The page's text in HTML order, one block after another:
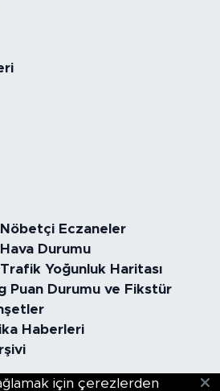
Eczaneler
Durumu
Yoğunluk Haritası
Puan Durumu ve Fikstür
Haberleri
için çerezlerden